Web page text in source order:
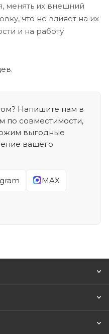
менять их внешний
что не влияет на их
и на работу
Напишите нам в
по совместимости,
выгодные
вашего
MAX